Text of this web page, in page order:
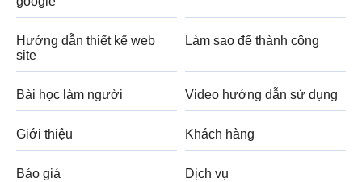
Hướng dẫn thiết kế web
site
Làm sao để thành công
Bài học làm người Video hướng dẫn sử dụng
Giới thiệu Khách hàng
Báo giá Dịch vụ